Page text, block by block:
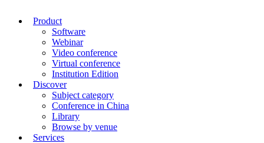
Product
Software
Webinar
Video conference
Virtual conference
Institution Edition
Discover
Subject category
Conference in China
Library
Browse by venue
Services